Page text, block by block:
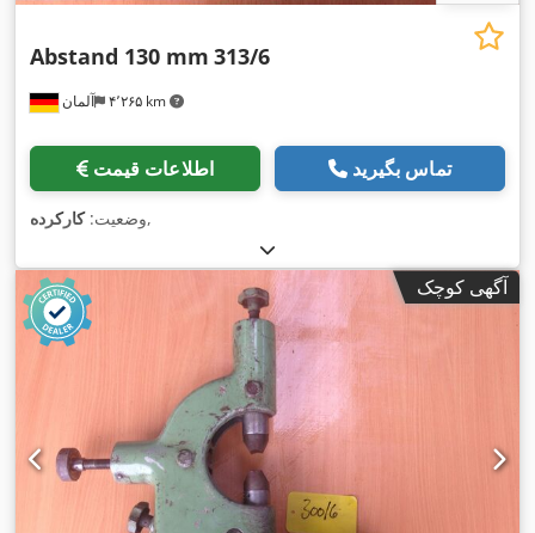
آلمان ۴٬۲۶۵ km
Abstand 130 mm 313/6
اطلاعات قیمت تماس بگیرید
وضعیت:کارکرده ,
آگهی کوچک